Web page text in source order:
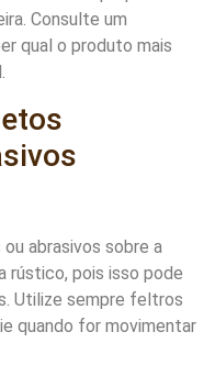
Consulte um
qual o produto mais
abrasivos sobre a
rústico, pois isso pode
Utilize sempre feltros
quando for movimentar